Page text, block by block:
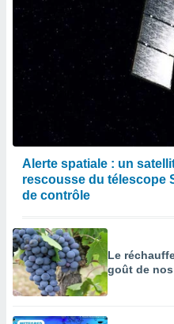
Alerte spatiale : un
rescousse du télescope
de contrôle
Le
goût de